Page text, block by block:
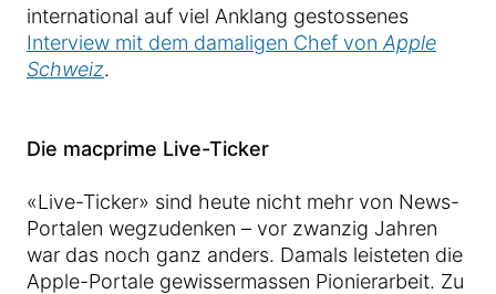
international auf viel Anklang gestossenes
Interview mit dem damaligen Chef von Apple
Schweiz.
Die macprime Live-Ticker
«Live-Ticker» sind heute nicht mehr von News-
Portalen wegzudenken – vor zwanzig Jahren
war das noch ganz anders. Damals leisteten die
Apple-Portale gewissermassen Pionierarbeit. Zu